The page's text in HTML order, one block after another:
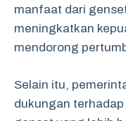
manfaat dari
meningkatkan
mendorong
Selain itu,
dukungan